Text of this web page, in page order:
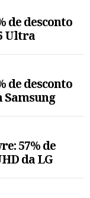
de desconto
Ultra
de desconto
Samsung
57% de
da LG